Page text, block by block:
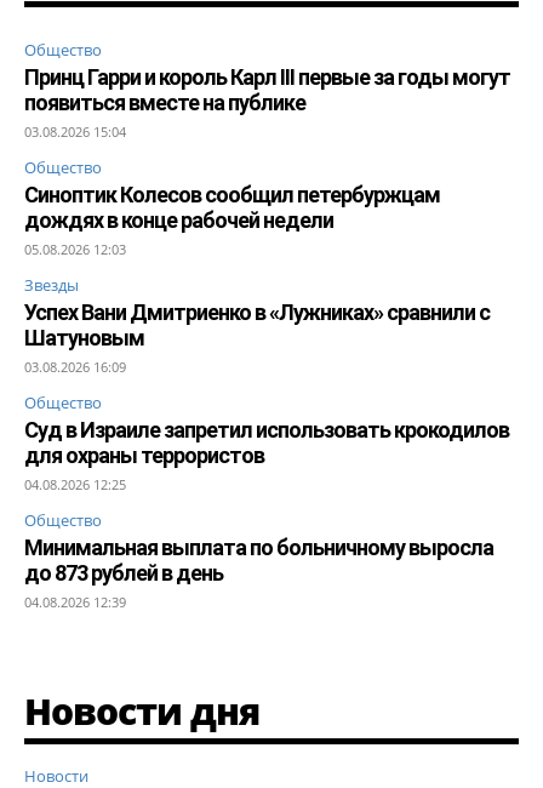
Общество
Принц Гарри и король Карл III первые за годы могут
появиться вместе на публике
03.08.2026 15:04
Общество
Синоптик Колесов сообщил петербуржцам
дождях в конце рабочей недели
05.08.2026 12:03
Звезды
Успех Вани Дмитриенко в «Лужниках» сравнили с
Шатуновым
03.08.2026 16:09
Общество
Суд в Израиле запретил использовать крокодилов
для охраны террористов
04.08.2026 12:25
Общество
Минимальная выплата по больничному выросла
до 873 рублей в день
04.08.2026 12:39
Новости дня
Новости